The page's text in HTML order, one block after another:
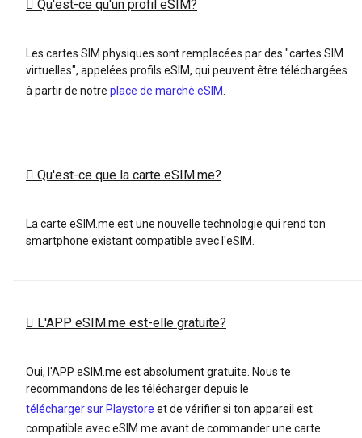
Qu'est-ce qu'un profil eSIM?
Les cartes SIM physiques sont remplacées par des "cartes SIM
virtuelles", appelées profils eSIM, qui peuvent être téléchargées
à partir de notre place de marché eSIM.
Qu'est-ce que la carte eSIM.me?
La carte eSIM.me est une nouvelle technologie qui rend ton
smartphone existant compatible avec l'eSIM.
L'APP eSIM.me est-elle gratuite?
Oui, l'APP eSIM.me est absolument gratuite. Nous te
recommandons de les télécharger depuis le
télécharger sur Playstore et de vérifier si ton appareil est
compatible avec eSIM.me avant de commander une carte